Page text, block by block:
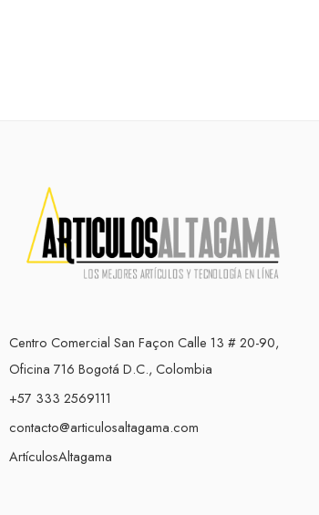
Centro Comercial San Façon Calle 13 # 20-90,
Oficina 716 Bogotá D.C., Colombia
+57 333 2569111
contacto@articulosaltagama.com
ArtículosAltagama